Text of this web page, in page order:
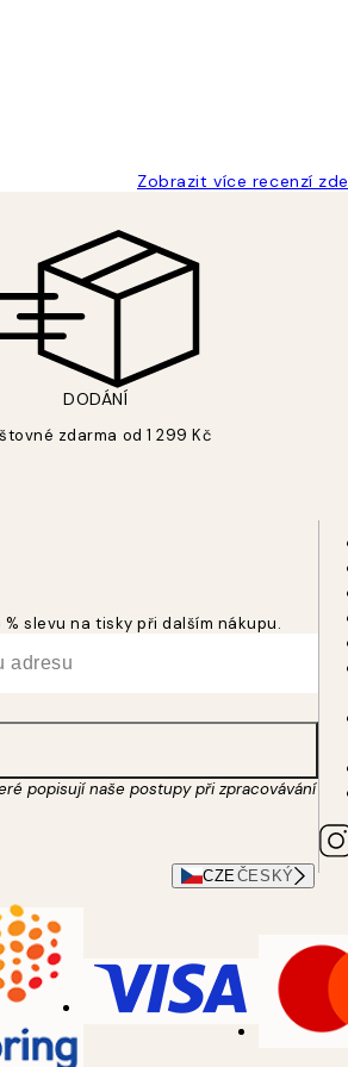
Zobrazit více recenzí zde
DODÁNÍ
zdarma od 1 299 Kč
slevu na tisky při dalším nákupu.
popisují naše postupy při zpracovávání
CZE ČESKÝ